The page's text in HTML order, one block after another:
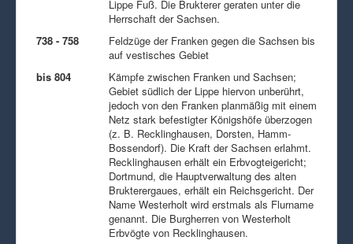
Lippe Fuß. Die Brukterer geraten unter die
Herrschaft der Sachsen.
738 - 758
Feldzüge der Franken gegen die Sachsen bis
auf vestisches Gebiet
bis 804
Kämpfe zwischen Franken und Sachsen;
Gebiet südlich der Lippe hiervon unberührt,
jedoch von den Franken planmäßig mit einem
Netz stark befestigter Königshöfe überzogen
(z. B. Recklinghausen, Dorsten, Hamm-
Bossendorf). Die Kraft der Sachsen erlahmt.
Recklinghausen erhält ein Erbvogteigericht;
Dortmund, die Hauptverwaltung des alten
Brukterergaues, erhält ein Reichsgericht. Der
Name Westerholt wird erstmals als Flurname
genannt. Die Burgherren von Westerholt
Erbvögte von Recklinghausen.